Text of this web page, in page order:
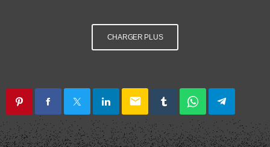
CHARGER PLUS
email